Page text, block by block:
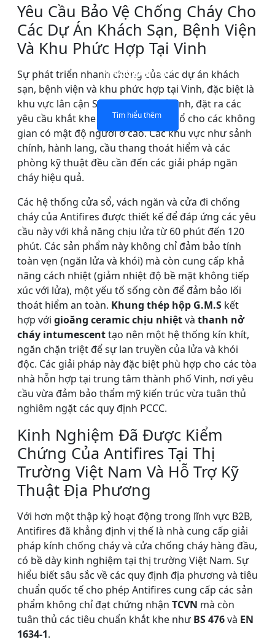
KÍNH CHỐNG CHÁY MỘT
LỚP
Tìm hiểu thêm
KÍNH CHỐNG CHÁY
NHÂN ĐÔI LỚP
Tìm hiểu thêm
CỬA SỔ KÍNH CHỐNG
CHÁY
Tìm hiểu thêm
Vách ngăn KÍNH CHỐNG
CHÁY
Tìm hiểu thêm
Yêu Cầu Bảo Vệ Chống Cháy Cho
Các Dự Án Khách Sạn, Bệnh Viện
Và Khu Phức Hợp Tại Vinh
Sự phát triển nhanh chóng của các dự án khách
sạn, bệnh viện và khu phức hợp tại Vinh, đặc biệt là
khu vực lân cận Sân bay Quốc tế Vinh, đặt ra các
yêu cầu khắt khe về an toàn cháy nổ cho các không
gian có mật độ người ở cao. Các khu vực như sảnh
chính, hành lang, cầu thang thoát hiểm và các
phòng kỹ thuật đều cần đến các giải pháp ngăn
cháy hiệu quả.
Các hệ thống cửa sổ, vách ngăn và cửa đi chống
cháy của Antifires được thiết kế để đáp ứng các yêu
cầu này với khả năng chịu lửa từ 60 phút đến 120
phút. Các sản phẩm này không chỉ đảm bảo tính
toàn vẹn (ngăn lửa và khói) mà còn cung cấp khả
năng cách nhiệt (giảm nhiệt độ bề mặt không tiếp
xúc với lửa), một yếu tố sống còn để đảm bảo lối
thoát hiểm an toàn. Khung thép hộp G.M.S kết
hợp với gioăng ceramic chịu nhiệtvà thanh nở
cháy intumescenttạo nên một hệ thống kín khít,
ngăn chặn triệt để sự lan truyền của lửa và khói
độc. Các giải pháp này đặc biệt phù hợp cho các tòa
nhà hỗn hợp tại trung tâm thành phố Vinh, nơi yêu
cầu vừa đảm bảo thẩm mỹ kiến trúc vừa tuân thủ
nghiêm ngặt các quy định PCCC.
Kinh Nghiệm Đã Được Kiểm
Chứng Của Antifires Tại Thị
Trường Việt Nam Và Hỗ Trợ Kỹ
Thuật Địa Phương
Với hơn một thập kỷ hoạt động trong lĩnh vực B2B,
Antifires đã khẳng định vị thế là nhà cung cấp giải
pháp kính chống cháy và cửa chống cháy hàng đầu,
có bề dày kinh nghiệm tại thị trường Việt Nam. Sự
hiểu biết sâu sắc về các quy định địa phương và tiêu
chuẩn quốc tế cho phép Antifires cung cấp các sản
phẩm không chỉ đạt chứng nhận TCVN mà còn
tuân thủ các tiêu chuẩn khắt khe nhưBS 476và EN
1634-1.